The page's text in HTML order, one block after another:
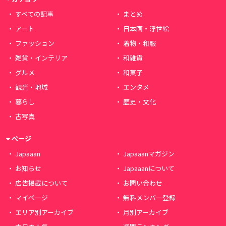
すべての記事
まとめ
アート
日本画・浮世絵
ファッション
着物・和服
雑貨・インテリア
和雑貨
グルメ
和菓子
観光・地域
エンタメ
暮らし
歴史・文化
古写真
ページ
Japaaan
Japaaanマガジン
お知らせ
Japaaanについて
広告掲載について
お問い合わせ
マイページ
無料メンバー登録
エリア別アーカイブ
月別アーカイブ